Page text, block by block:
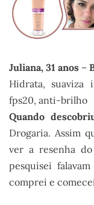
Juliana, 31 anos –
Hidrata, suaviza
fps20, anti-brilho
Quando
Drogaria. Assim
ver a resenha
pesquisei
comprei e